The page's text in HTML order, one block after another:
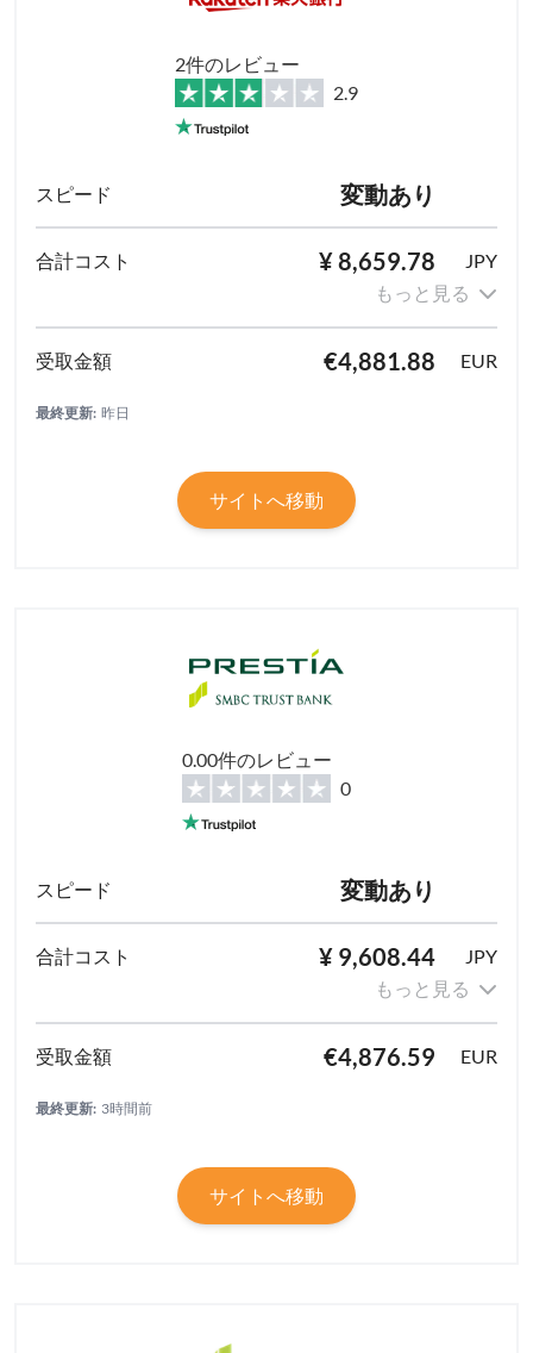
2件のレビュー
2.9
変動あり
¥ 8,659.78
JPY
もっと見る
€4,881.88 EUR
最終更新: 昨日
サイトへ移動
0.00件のレビュー
0
変動あり
¥ 9,608.44
JPY
もっと見る
€4,876.59 EUR
最終更新: 3時間前
サイトへ移動